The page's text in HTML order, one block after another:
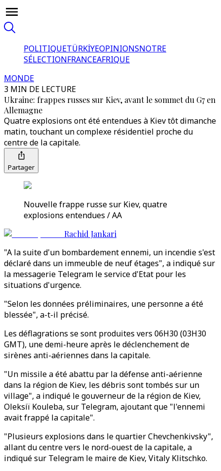
POLITIQUETÜRKİYEOPINIONSNOTRE
SÉLECTIONFRANCEAFRIQUE
MONDE
3 MIN DE LECTURE
Ukraine: frappes russes sur Kiev, avant le sommet du G7 en
Allemagne
Quatre explosions ont été entendues à Kiev tôt dimanche
matin, touchant un complexe résidentiel proche du
centre de la capitale.
Partager
Nouvelle frappe russe sur Kiev, quatre
explosions entendues / AA
Rachid Jankari
"A la suite d'un bombardement ennemi, un incendie s'est
déclaré dans un immeuble de neuf étages", a indiqué sur
la messagerie Telegram le service d'Etat pour les
situations d'urgence.
"Selon les données préliminaires, une personne a été
blessée", a-t-il précisé.
Les déflagrations se sont produites vers 06H30 (03H30
GMT), une demi-heure après le déclenchement de
sirènes anti-aériennes dans la capitale.
"Un missile a été abattu par la défense anti-aérienne
dans la région de Kiev, les débris sont tombés sur un
village", a indiqué le gouverneur de la région de Kiev,
Oleksiï Kouleba, sur Telegram, ajoutant que "l'ennemi
avait frappé la capitale".
"Plusieurs explosions dans le quartier Chevchenkivsky",
allant du centre vers le nord-ouest de la capitale, a
indiqué sur Telegram le maire de Kiev, Vitaly Klitschko.